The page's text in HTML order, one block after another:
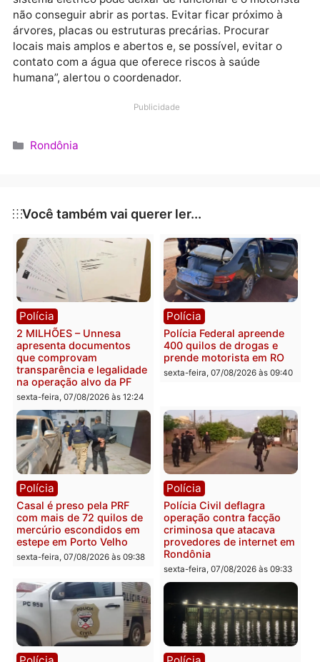
como mudar o percurso dos acontecimentos, mas
atento às áreas de risco e seguir determinadas dicas
de segurança podem evitar acidentes. A primeira
é receber e seguir as orientações dos agentes.
“Se o agente de qualquer órgão de proteção
de chuvas rápidas, nós orientamos a não andar em
sistema elétrico pode deixar de funcionar e o
árvores, placas ou estruturas precárias. Procurar
locais mais amplos e abertos e, se possível, evitar o
contato com a água que oferece riscos à saúde
humana”, alertou o coordenador.
Publicidade
Categorias
Rondônia
Você também vai querer ler...
Polícia
2 MILHÕES – Unnesa
apresenta documentos
que comprovam
transparência e legalidade
na operação alvo da PF
sexta-feira, 07/08/2026 às 12:24
Polícia
Polícia Federal apreende
400 quilos de drogas e
prende motorista em RO
sexta-feira, 07/08/2026 às